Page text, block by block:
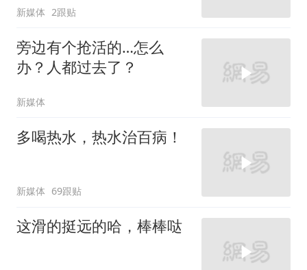
新媒体 2跟贴
旁边有个抢活的…怎么
办？人都过去了？
新媒体
多喝热水，热水治百病！
新媒体 69跟贴
这滑的挺远的哈，棒棒哒